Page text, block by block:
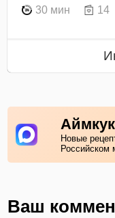
30 мин 14
Новые
Российском
Ваш